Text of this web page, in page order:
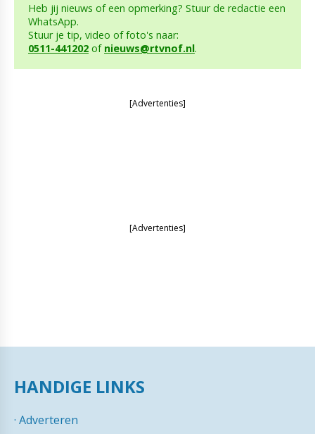
Heb jij nieuws of een opmerking? Stuur de redactie een
WhatsApp.
Stuur je tip, video of foto's naar:
0511-441202 of nieuws@rtvnof.nl.
[Advertenties]
[Advertenties]
HANDIGE LINKS
· Adverteren